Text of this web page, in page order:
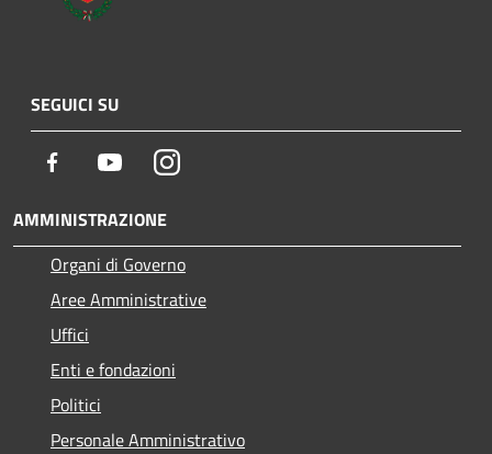
SEGUICI SU
Facebook YoutubeInstagram
AMMINISTRAZIONE
Organi di Governo
Aree Amministrative
Uffici
Enti e fondazioni
Politici
Personale Amministrativo